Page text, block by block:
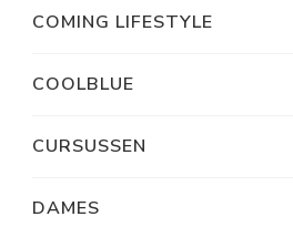
COMING LIFESTYLE
COOLBLUE
CURSUSSEN
DAMES